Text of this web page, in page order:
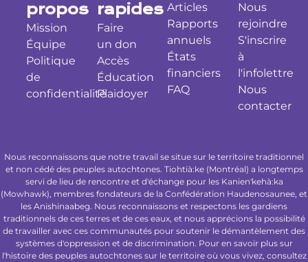
propos
Mission
Équipe
Politique
de
confidentialité
rapides
Faire
un don
Accès
Éducation
Plaidoyer
Articles
Rapports
annuels
États
financiers
FAQ
Nous
rejoindre
S'inscrire
à
l'infolettre
Nous
contacter
Nous reconnaissons que notre travail se situe sur le territoire traditionnel
et non cédé des peuples autochtones. Tiohtià:ke (Montréal) a longtemps
servi de lieu de rencontre et d'échange pour les Kanien'kehà:ka
(Mowhawk), membres fondateurs de la Confédération Haudenosaunee, et
les Anishinaabeg. Nous reconnaissons et respectons les gardiens
traditionnels de ces terres et de ces eaux, et nous apprécions la possibilité
de travailler avec ces communautés pour soutenir le démantèlement des
systèmes d'oppression et de discrimination. Pour en savoir plus sur
l'histoire des peuples autochtones sur le territoire où vous vivez, consultez